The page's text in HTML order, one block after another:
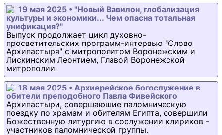
19 мая 2025 • "Новый Вавилон, глобализация
культуры и экономики... Чем опасна тотальная
унификация?"
Выпуск продолжает цикл духовно-
просветительских программ-интервью "Слово
Архипастыря" с митрополитом Воронежским и
Лискинским Леонтием, Главой Воронежской
митрополии.
18 мая 2025 • Архиерейское богослужение в
обители преподобного Павла Фивейского
Архипастыри, совершающие паломническую
поездку по храмам и обителям Египта, совершили
Божественную литургию в сослужении клириков -
участников паломнической группы.